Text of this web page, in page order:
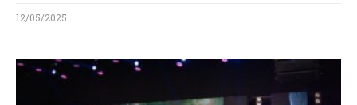
12/05/2025